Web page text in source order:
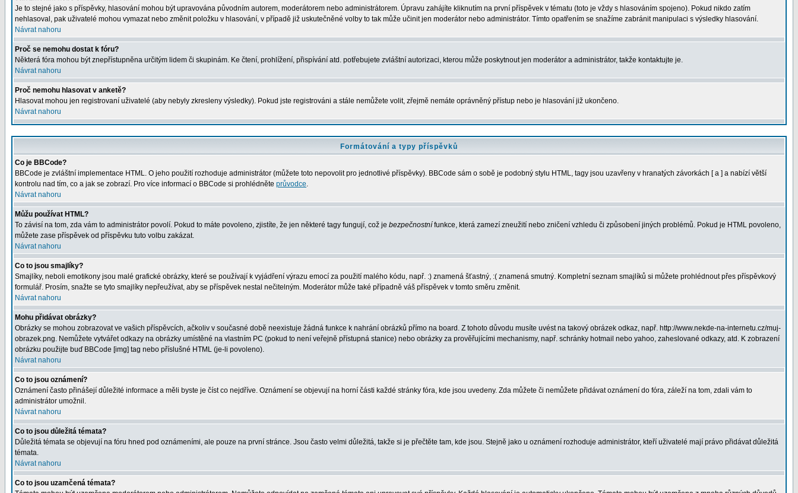
Je to stejné jako s příspěvky, hlasování mohou být upravována původním autorem, moderátorem nebo administrátorem. Úpravu zahájíte kliknutím na první příspěvek v tématu (toto je vždy s hlasováním spojeno). Pokud nikdo zatím
nehlasoval, pak uživatelé mohou vymazat nebo změnit položku v hlasování, v případě již uskutečněné volby to tak může učinit jen moderátor nebo administrátor. Tímto opatřením se snažíme zabránit manipulaci s výsledky hlasování.
Návrat nahoru
Proč se nemohu dostat k fóru?
Některá fóra mohou být znepřístupněna určitým lidem či skupinám. Ke čtení, prohlížení, přispívání atd. potřebujete zvláštní autorizaci, kterou může poskytnout jen moderátor a administrátor, takže kontaktujte je.
Návrat nahoru
Proč nemohu hlasovat v anketě?
Hlasovat mohou jen registrovaní uživatelé (aby nebyly zkresleny výsledky). Pokud jste registrováni a stále nemůžete volit, zřejmě nemáte oprávněný přístup nebo je hlasování již ukončeno.
Návrat nahoru
Formátování a typy příspěvků
Co je BBCode?
BBCode je zvláštní implementace HTML. O jeho použití rozhoduje administrátor (můžete toto nepovolit pro jednotlivé příspěvky). BBCode sám o sobě je podobný stylu HTML, tagy jsou uzavřeny v hranatých závorkách [ a ] a nabízí větší
kontrolu nad tím, co a jak se zobrazí. Pro více informací o BBCode si prohlédněte průvodce.
Návrat nahoru
Můžu používat HTML?
To závisí na tom, zda vám to administrátor povolí. Pokud to máte povoleno, zjistíte, že jen některé tagy fungují, což je bezpečnostní funkce, která zamezí zneužití nebo zničení vzhledu či způsobení jiných problémů. Pokud je HTML povoleno,
můžete zase příspěvek od příspěvku tuto volbu zakázat.
Návrat nahoru
Co to jsou smajlíky?
Smajlíky, neboli emotikony jsou malé grafické obrázky, které se používají k vyjádření výrazu emocí za použití malého kódu, např. :) znamená šťastný, :( znamená smutný. Kompletní seznam smajlíků si můžete prohlédnout přes příspěvkový
formulář. Prosím, snažte se tyto smajlíky nepřeužívat, aby se příspěvek nestal nečitelným. Moderátor může také případně váš příspěvek v tomto směru změnit.
Návrat nahoru
Mohu přidávat obrázky?
Obrázky se mohou zobrazovat ve vašich příspěvcích, ačkoliv v současné době neexistuje žádná funkce k nahrání obrázků přímo na board. Z tohoto důvodu musíte uvést na takový obrázek odkaz, např. http://www.nekde-na-internetu.cz/muj-
obrazek.png. Nemůžete vytvářet odkazy na obrázky umístěné na vlastním PC (pokud to není veřejně přístupná stanice) nebo obrázky za prověřujícími mechanismy, např. schránky hotmail nebo yahoo, zaheslované odkazy, atd. K zobrazení
obrázku použijte buď BBCode [img] tag nebo příslušné HTML (je-li povoleno).
Návrat nahoru
Co to jsou oznámení?
Oznámení často přinášejí důležité informace a měli byste je číst co nejdříve. Oznámení se objevují na horní části každé stránky fóra, kde jsou uvedeny. Zda můžete či nemůžete přidávat oznámení do fóra, záleží na tom, zdali vám to
administrátor umožnil.
Návrat nahoru
Co to jsou důležitá témata?
Důležitá témata se objevují na fóru hned pod oznámeními, ale pouze na první stránce. Jsou často velmi důležitá, takže si je přečtěte tam, kde jsou. Stejně jako u oznámení rozhoduje administrátor, kteří uživatelé mají právo přidávat důležitá
témata.
Návrat nahoru
Co to jsou uzamčená témata?